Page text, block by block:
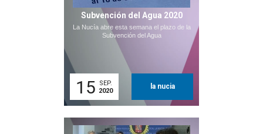
Subvención del Agua 2020
La Nucía abre esta semana el plazo de la
Subvención del Agua
15
SEP.
2020
la nucia